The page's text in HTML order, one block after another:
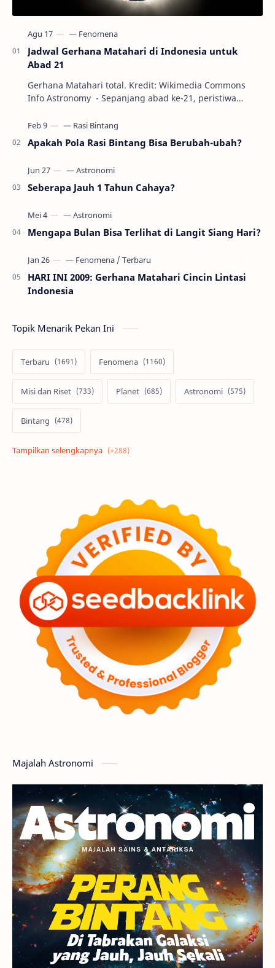
Jadwal Gerhana Matahari di Indonesia untuk
Abad 21
Gerhana Matahari total. Kredit: Wikimedia Commons
Info Astronomy - Sepanjang abad ke-21, peristiwa
Apakah Pola Rasi Bintang Bisa Berubah-ubah?
Seberapa Jauh 1 Tahun Cahaya?
Mengapa Bulan Bisa Terlihat di Langit Siang Hari?
HARI INI 2009: Gerhana Matahari Cincin Lintasi
Indonesia
Topik Menarik Pekan Ini
Terbaru Fenomena
Misi dan Riset Planet Astronomi
Bintang
Alam semesta Galaksi
Tata Surya Hype
Asteroid Observasi
Premium Komet Bulan
Penelitian Serba-serbi Satelit
Luar Angkasa Video Aurora
Supernova Nebula Sponsored
Featured Mars
GMT 2016
Planet Kerdil Bumi Pengetahuan
Berita Hujan Meteor Satelit Alami
Rasi Bintang Teleskop Saturnus
GBT 2018 UFO Advertorial
Astrofotografi
Stasiun Luar Angkasa Internasional
Majalah Astronomi